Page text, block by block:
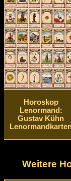
Horoskop
Lenormand:
Gustav Kühn
Weitere